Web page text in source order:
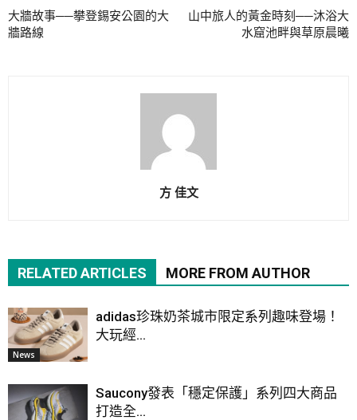
大牆故事──攀登錫安公園的大
牆路線
山中旅人的黃金時刻──沐浴大
水窟池畔與草原晨曦
方 佳文
RELATED ARTICLES MORE FROM AUTHOR
News
adidas珍珠奶茶城市限定系列趣味登場！
大玩經...
Saucony發表「穩定保護」系列四大商品
打造全...